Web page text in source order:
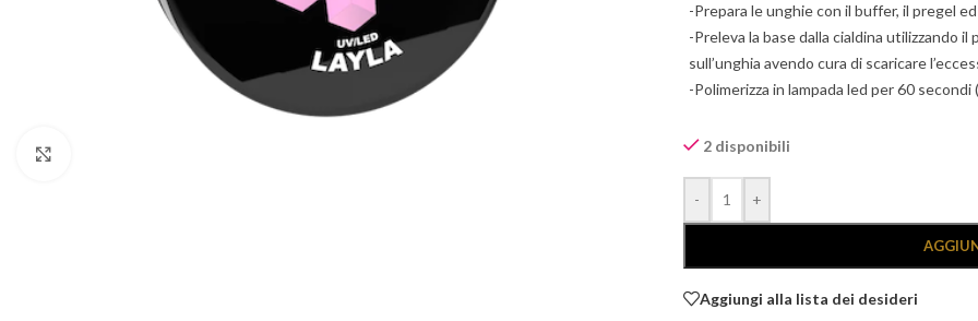
-Prepara le unghie con il buffer, il pregel
-Preleva la base dalla cialdina utilizzando
sull’unghia avendo cura di scaricare
-Polimerizza in lampada led per 60 secondi
sull’unghia avendo cura di scaricare
-Preleva dalla cialdina il top coat
sull’unghia avendo cura di scaricare
-Solid gel polish by Layla è senza
2 disponibili
- +
Aggiungi alla lista dei desideri